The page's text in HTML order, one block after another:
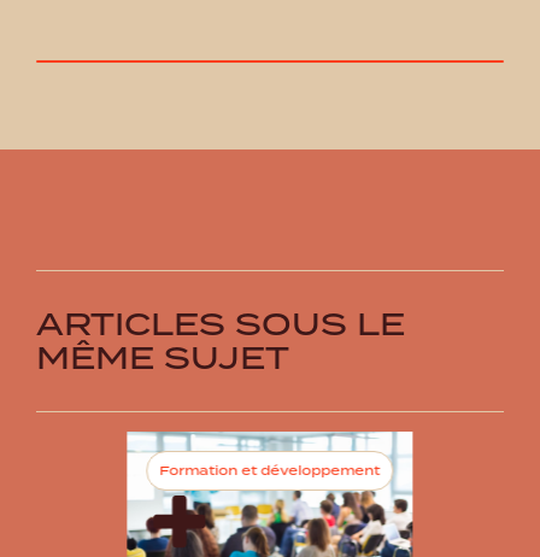
ARTICLES SOUS LE
MÊME SUJET
Formation et développement